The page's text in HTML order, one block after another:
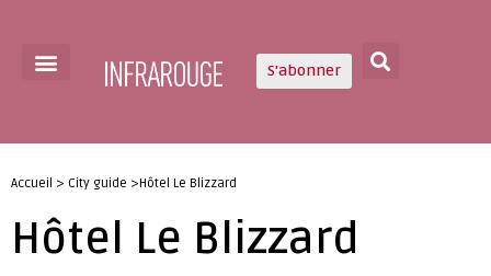
S'abonner
Accueil > City guide >Hôtel Le Blizzard
Hôtel Le Blizzard